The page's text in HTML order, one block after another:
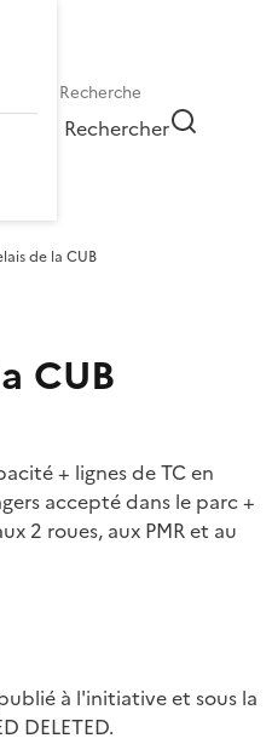
Rechercher
de la CUB
CUB
+ lignes de TC en
accepté dans le parc +
2 roues, aux PMR et au
à l'initiative et sous la
DELETED.